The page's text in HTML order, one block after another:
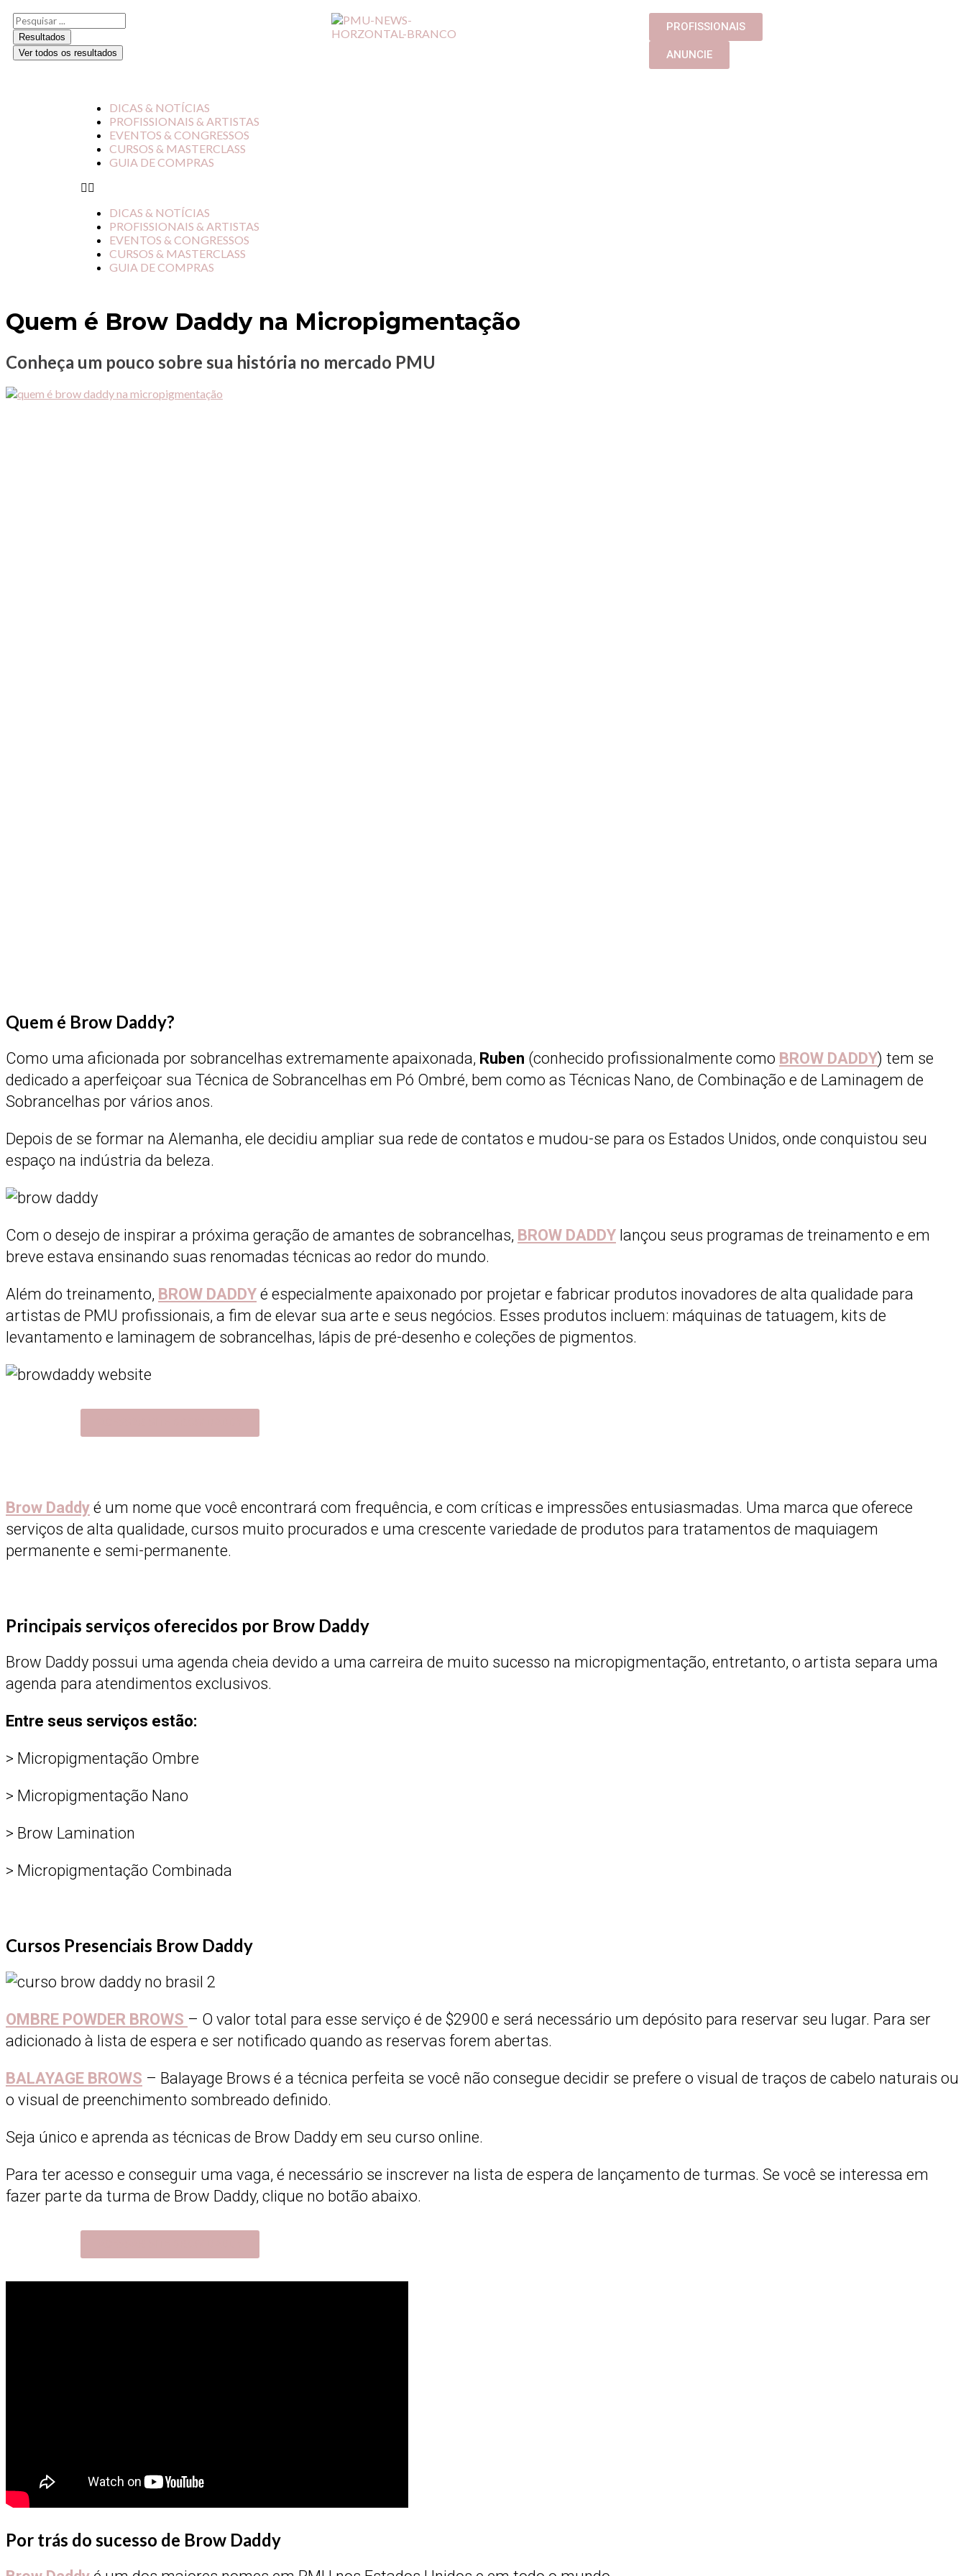
Resultados
Ver todos os resultados
PROFISSIONAIS
ANUNCIE
DICAS & NOTÍCIAS
PROFISSIONAIS & ARTISTAS
EVENTOS & CONGRESSOS
CURSOS & MASTERCLASS
GUIA DE COMPRAS
DICAS & NOTÍCIAS
PROFISSIONAIS & ARTISTAS
EVENTOS & CONGRESSOS
CURSOS & MASTERCLASS
GUIA DE COMPRAS
Quem é Brow Daddy na Micropigmentação
Conheça um pouco sobre sua história no mercado PMU
Quem é Brow Daddy?
Como uma aficionada por sobrancelhas extremamente apaixonada, Ruben (conhecido profissionalmente como BROW DADDY) tem se
dedicado a aperfeiçoar sua Técnica de Sobrancelhas em Pó Ombré, bem como as Técnicas Nano, de Combinação e de Laminagem de
Sobrancelhas por vários anos.
Depois de se formar na Alemanha, ele decidiu ampliar sua rede de contatos e mudou-se para os Estados Unidos, onde conquistou seu
espaço na indústria da beleza.
Com o desejo de inspirar a próxima geração de amantes de sobrancelhas, BROW DADDY lançou seus programas de treinamento e em
breve estava ensinando suas renomadas técnicas ao redor do mundo.
Além do treinamento, BROW DADDY é especialmente apaixonado por projetar e fabricar produtos inovadores de alta qualidade para
artistas de PMU profissionais, a fim de elevar sua arte e seus negócios. Esses produtos incluem: máquinas de tatuagem, kits de
levantamento e laminagem de sobrancelhas, lápis de pré-desenho e coleções de pigmentos.
Brow Daddy é um nome que você encontrará com frequência, e com críticas e impressões entusiasmadas. Uma marca que oferece
serviços de alta qualidade, cursos muito procurados e uma crescente variedade de produtos para tratamentos de maquiagem
permanente e semi-permanente.
Principais serviços oferecidos por Brow Daddy
Brow Daddy possui uma agenda cheia devido a uma carreira de muito sucesso na micropigmentação, entretanto, o artista separa uma
agenda para atendimentos exclusivos.
Entre seus serviços estão:
> Micropigmentação Ombre
> Micropigmentação Nano
> Brow Lamination
> Micropigmentação Combinada
Cursos Presenciais Brow Daddy
OMBRE POWDER BROWS – O valor total para esse serviço é de $2900 e será necessário um depósito para reservar seu lugar. Para ser
adicionado à lista de espera e ser notificado quando as reservas forem abertas.
BALAYAGE BROWS – Balayage Brows é a técnica perfeita se você não consegue decidir se prefere o visual de traços de cabelo naturais ou
o visual de preenchimento sombreado definido.
Seja único e aprenda as técnicas de Brow Daddy em seu curso online.
Para ter acesso e conseguir uma vaga, é necessário se inscrever na lista de espera de lançamento de turmas. Se você se interessa em
fazer parte da turma de Brow Daddy, clique no botão abaixo.
Por trás do sucesso de Brow Daddy